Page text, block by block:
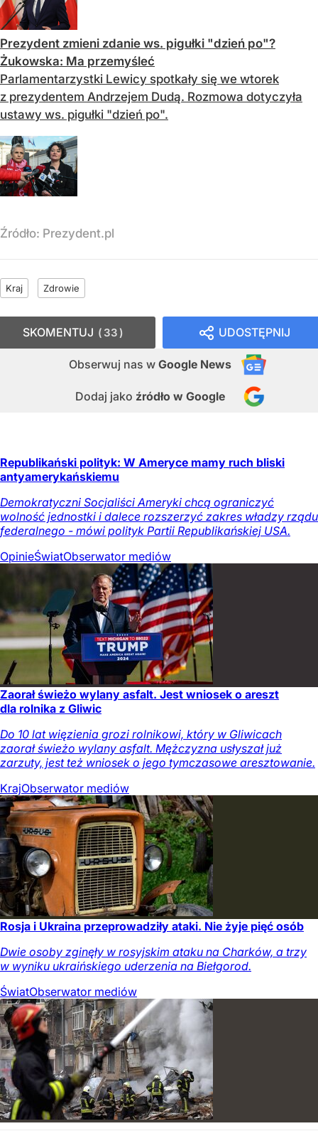
Prezydent zmieni zdanie ws. pigułki "dzień po"?
Żukowska: Ma przemyśleć
Parlamentarzystki Lewicy spotkały się we wtorek
z prezydentem Andrzejem Dudą. Rozmowa dotyczyła
ustawy ws. pigułki "dzień po".
Źródło: Prezydent.pl
Kraj Zdrowie
UDOSTĘPNIJ
Obserwuj nas w Google News
Dodaj jako źródło w Google
SKOMENTUJ 33
Republikański polityk: W Ameryce mamy ruch bliski
antyamerykańskiemu
Demokratyczni Socjaliści Ameryki chcą ograniczyć
wolność jednostki i dalece rozszerzyć zakres władzy rządu
federalnego - mówi polityk Partii Republikańskiej USA.
OpinieŚwiatObserwator mediów
Zaorał świeżo wylany asfalt. Jest wniosek o areszt
dla rolnika z Gliwic
Do 10 lat więzienia grozi rolnikowi, który w Gliwicach
zaorał świeżo wylany asfalt. Mężczyzna usłyszał już
zarzuty, jest też wniosek o jego tymczasowe aresztowanie.
KrajObserwator mediów
Rosja i Ukraina przeprowadziły ataki. Nie żyje pięć osób
Dwie osoby zginęły w rosyjskim ataku na Charków, a trzy
w wyniku ukraińskiego uderzenia na Biełgorod.
ŚwiatObserwator mediów